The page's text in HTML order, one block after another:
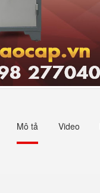
Mô tả Video